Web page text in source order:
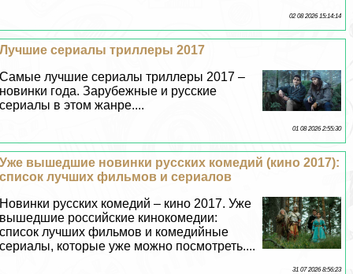
02 08 2026 15:14:14
Лучшие сериалы триллеры 2017
Самые лучшие сериалы триллеры 2017 –
новинки года. Зарубежные и русские
сериалы в этом жанре....
01 08 2026 2:55:30
Уже вышедшие новинки русских комедий (кино 2017):
список лучших фильмов и сериалов
Новинки русских комедий – кино 2017. Уже
вышедшие российские кинокомедии:
список лучших фильмов и комедийные
сериалы, которые уже можно посмотреть....
31 07 2026 8:56:23